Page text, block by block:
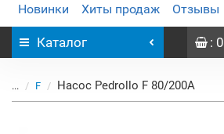
Новинки Хиты продаж Отзывы
Каталог : 0
... F Насос Pedrollo F 80/200A